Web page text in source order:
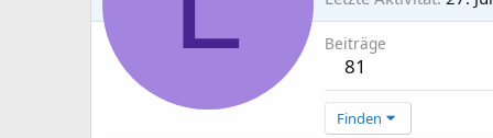
Beiträge
81
Finden